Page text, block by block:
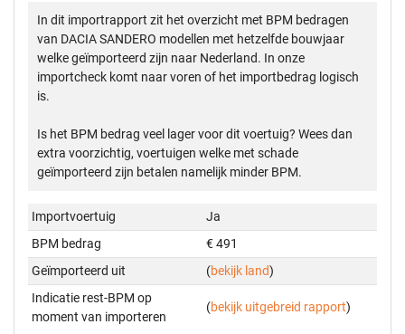
In dit importrapport zit het overzicht met BPM bedragen
van DACIA SANDERO modellen met hetzelfde bouwjaar
welke geïmporteerd zijn naar Nederland. In onze
importcheck komt naar voren of het importbedrag logisch
is.
Is het BPM bedrag veel lager voor dit voertuig? Wees dan
extra voorzichtig, voertuigen welke met schade
geïmporteerd zijn betalen namelijk minder BPM.
Importvoertuig
Ja
BPM bedrag
€ 491
Geïmporteerd uit
(bekijk land)
Indicatie rest-BPM op
moment van importeren
(bekijk uitgebreid rapport)